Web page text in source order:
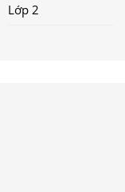
Lớp 2